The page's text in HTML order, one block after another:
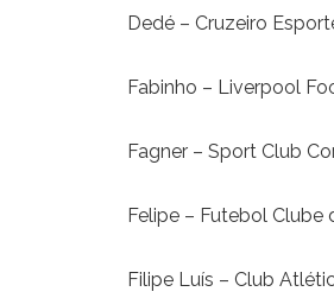
Dedé – Cruzeiro
Fabinho – Liverpool
Fagner – Sport Club
Felipe – Futebol Clube
Filipe Luís – Club